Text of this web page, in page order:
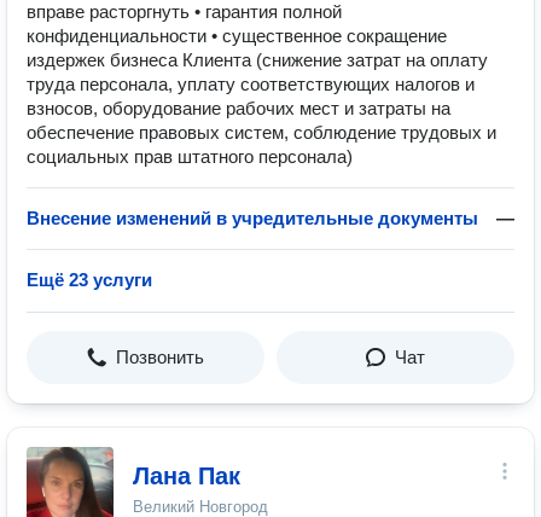
вправе расторгнуть • гарантия полной
конфиденциальности • существенное сокращение
издержек бизнеса Клиента (снижение затрат на оплату
труда персонала, уплату соответствующих налогов и
взносов, оборудование рабочих мест и затраты на
обеспечение правовых систем, соблюдение трудовых и
социальных прав штатного персонала)
Внесение изменений в учредительные документы —
Ещё 23 услуги
Позвонить Чат
Лана Пак
Великий Новгород